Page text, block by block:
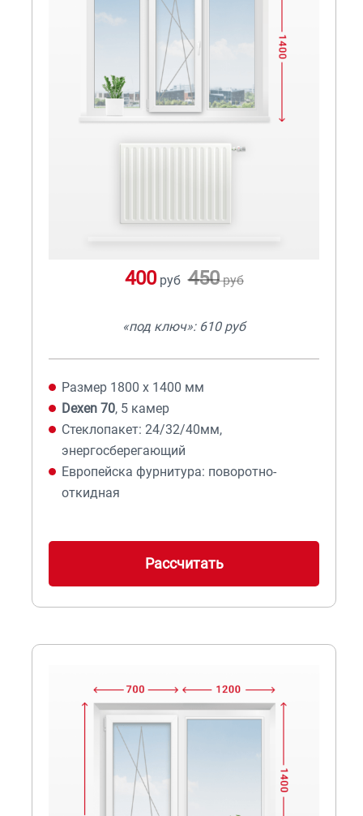
400руб 450руб
«под ключ»: 610 руб
Размер 1800 х 1400 мм
Dexen 70, 5 камер
Стеклопакет: 24/32/40мм,
энергосберегающий
Европейска фурнитура: поворотно-
откидная
Рассчитать